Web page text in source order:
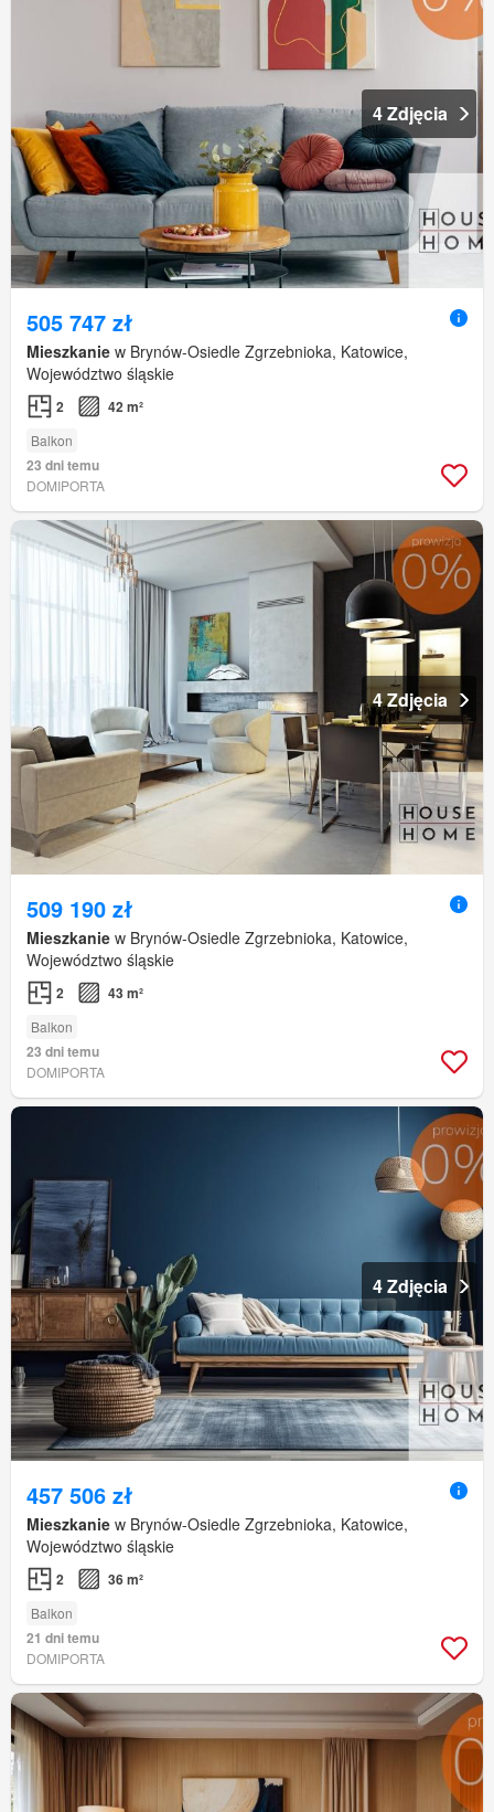
4 Zdjęcia
505 747 zł
Mieszkanie w Brynów-Osiedle Zgrzebnioka, Katowice,
Województwo śląskie
2 42 m²
Balkon
23 dni temu
DOMIPORTA
4 Zdjęcia
509 190 zł
Mieszkanie w Brynów-Osiedle Zgrzebnioka, Katowice,
Województwo śląskie
2 43 m²
Balkon
23 dni temu
DOMIPORTA
4 Zdjęcia
457 506 zł
Mieszkanie w Brynów-Osiedle Zgrzebnioka, Katowice,
Województwo śląskie
2 36 m²
Balkon
21 dni temu
DOMIPORTA